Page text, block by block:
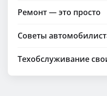
Ремонт — это просто
Советы
Техобслуживание